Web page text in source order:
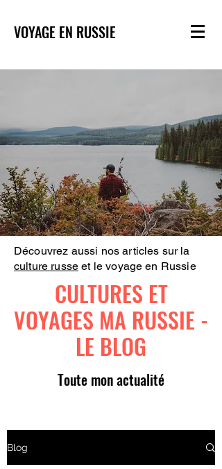
VOYAGE EN RUSSIE
Découvrez aussi nos articles sur la
culture russe et le voyage en Russie
CULTURES ET
VOYAGES MA RUSSIE -
LE BLOG
Toute mon actualité
Blog